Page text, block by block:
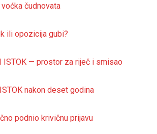
voćka čudnovata
ili opozicija gubi?
ISTOK — prostor za riječ i smisao
nakon deset godina
podnio krivičnu prijavu